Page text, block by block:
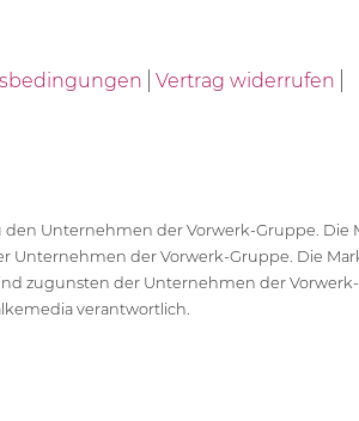
Vertrag widerrufen
den Unternehmen der Vorwerk-Gruppe. Die
Unternehmen der Vorwerk-Gruppe. Die
zugunsten der Unternehmen der
verantwortlich.